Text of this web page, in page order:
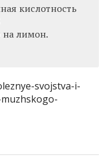
кислотность
на лимон.
svojstva-i-